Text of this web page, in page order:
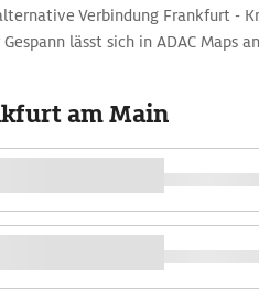
Verbindung Frankfurt -
lässt sich in ADAC Maps
am Main